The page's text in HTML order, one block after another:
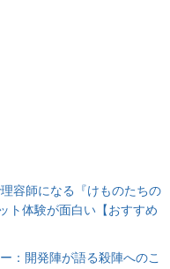
容師になる『けものたちの
ト体験が面白い【おすすめ
：開発陣が語る殺陣へのこ